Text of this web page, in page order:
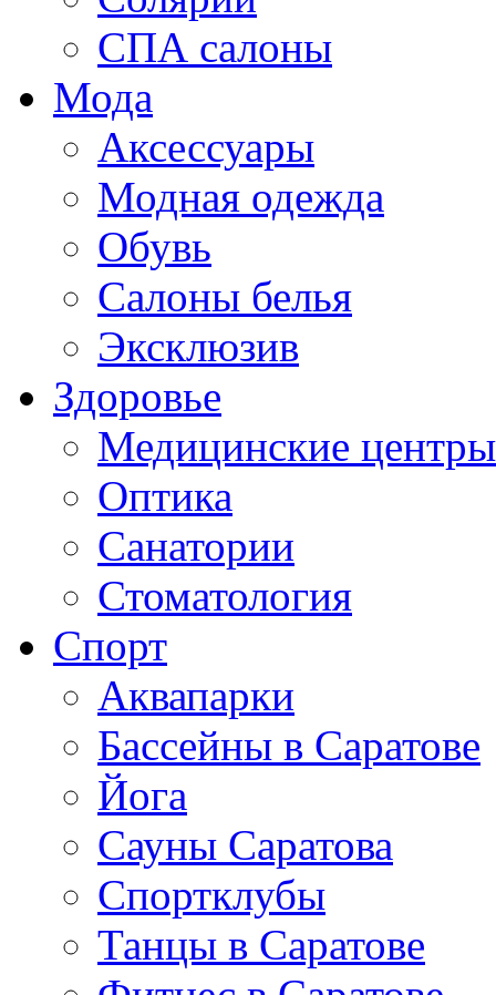
СПА салоны
Мода
Аксессуары
Модная одежда
Обувь
Салоны белья
Эксклюзив
Здоровье
Медицинские центры
Оптика
Санатории
Стоматология
Спорт
Аквапарки
Бассейны в Саратове
Йога
Сауны Саратова
Спортклубы
Танцы в Саратове